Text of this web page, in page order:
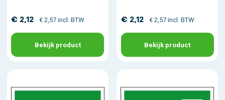
€ 2,12 € 2,57 incl. BTW
Bekijk product
€ 2,12 € 2,57 incl. BTW
Bekijk product